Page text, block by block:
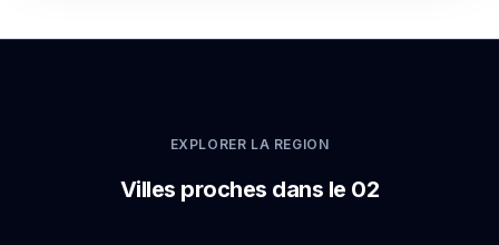
EXPLORER LA REGION
Villes proches dans le 02